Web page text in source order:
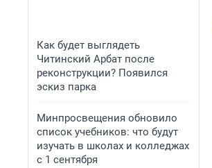
Как будет выглядеть
Читинский Арбат после
реконструкции? Появился
эскиз парка
Минпросвещения обновило
список учебников: что будут
изучать в школах и колледжах
с 1 сентября